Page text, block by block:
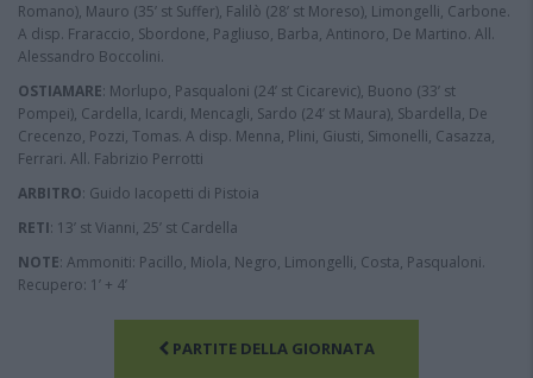
Romano), Mauro (35’ st Suffer), Falilò (28’ st Moreso), Limongelli, Carbone.
A disp. Fraraccio, Sbordone, Pagliuso, Barba, Antinoro, De Martino. All.
Alessandro Boccolini.
OSTIAMARE: Morlupo, Pasqualoni (24’ st Cicarevic), Buono (33’ st
Pompei), Cardella, Icardi, Mencagli, Sardo (24’ st Maura), Sbardella, De
Crecenzo, Pozzi, Tomas. A disp. Menna, Plini, Giusti, Simonelli, Casazza,
Ferrari. All. Fabrizio Perrotti
ARBITRO: Guido Iacopetti di Pistoia
RETI: 13’ st Vianni, 25’ st Cardella
NOTE: Ammoniti: Pacillo, Miola, Negro, Limongelli, Costa, Pasqualoni.
Recupero: 1’ + 4’
PARTITE DELLA GIORNATA